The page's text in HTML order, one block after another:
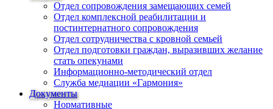
Отдел сопровождения замещающих семей
Отдел комплексной реабилитации и
постинтернатного сопровождения
Отдел сотрудничества с кровной семьей
Отдел подготовки граждан, выразивших желание
стать опекунами
Информационно-методический отдел
Служба медиации «Гармония»
Документы
Нормативные